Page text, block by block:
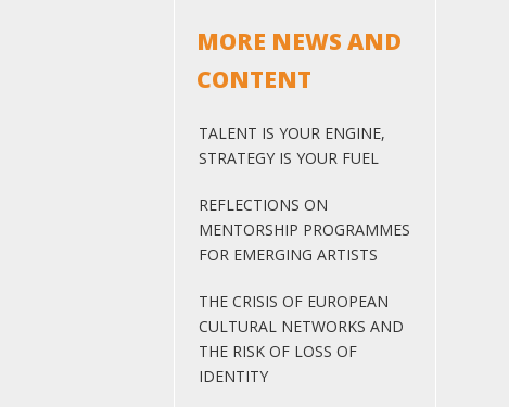
MORE NEWS AND
CONTENT
TALENT IS YOUR ENGINE,
STRATEGY IS YOUR FUEL
REFLECTIONS ON
MENTORSHIP PROGRAMMES
FOR EMERGING ARTISTS
THE CRISIS OF EUROPEAN
CULTURAL NETWORKS AND
THE RISK OF LOSS OF
IDENTITY